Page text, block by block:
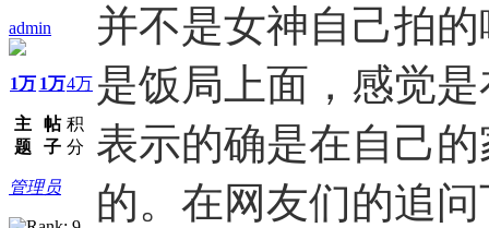
admin
1万
主
题
1万
帖
子
4万
积
分
管理员
并不是女神自己拍
是饭局上面，感觉
表示的确是在自己
的。在网友们的追